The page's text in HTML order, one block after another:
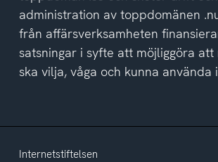
administration av toppdomänen
från affärsverksamheten
satsningar i syfte att möjliggöra att
ska vilja, våga och kunna använda
Internetstiftelsen